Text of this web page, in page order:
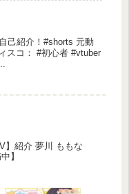
介！#shorts 元動
スコ： #初心者 #vtuber
問一答自己紹介 ...
】紹介 夢川 ももな
】